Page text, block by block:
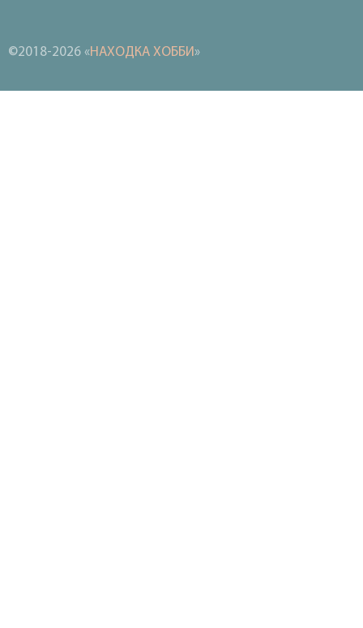
©2018-2026 «НАХОДКА ХОББИ»